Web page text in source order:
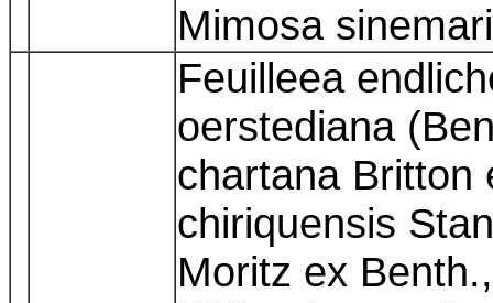
Mimosa
Feuilleea
oerstediana
chartana Britton
chiriquensis
Moritz ex